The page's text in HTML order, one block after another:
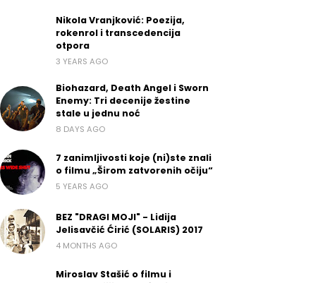
Nikola Vranjković: Poezija,
rokenrol i transcedencija
otpora
3 YEARS AGO
Biohazard, Death Angel i Sworn
Enemy: Tri decenije žestine
stale u jednu noć
8 DAYS AGO
7 zanimljivosti koje (ni)ste znali
o filmu „Širom zatvorenih očiju“
5 YEARS AGO
BEZ "DRAGI MOJI" - Lidija
Jelisavčić Ćirić (SOLARIS) 2017
4 MONTHS AGO
Miroslav Stašić o filmu i